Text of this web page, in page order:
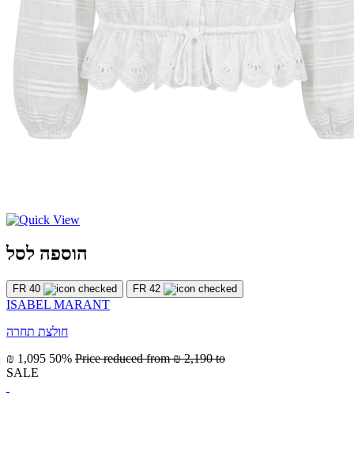
הוספה לסל
FR 40 FR 42
ISABEL MARANT
חולצת תחרה
₪ 1,095 50% Price reduced from₪ 2,190 to
SALE